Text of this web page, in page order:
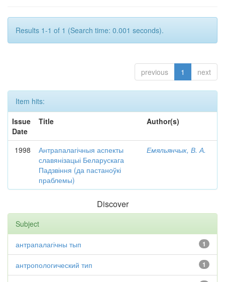
Results 1-1 of 1 (Search time: 0.001 seconds).
previous 1 next
Item hits:
Issue
Date
Title Author(s)
1998
Антрапалагічныя аспекты
славянізацыі Беларускага
Падзвіння (да пастаноўкі
праблемы)
Емяльянчык, В. А.
Discover
Subject
1
антрапалагічны тып
1
антропологический тип